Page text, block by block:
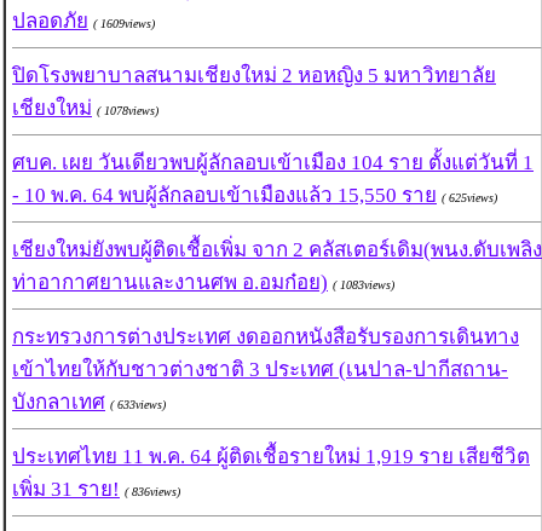
ปลอดภัย ( 1609views)
ปิดโรงพยาบาลสนามเชียงใหม่ 2 หอหญิง 5 มหาวิทยาลัย
เชียงใหม่ ( 1078views)
ศบค. เผย วันเดียวพบผู้ลักลอบเข้าเมือง 104 ราย ตั้งแต่วันที่ 1
- 10 พ.ค. 64 พบผู้ลักลอบเข้าเมืองแล้ว 15,550 ราย ( 625views)
เชียงใหม่ยังพบผู้ติดเชื้อเพิ่ม จาก 2 คลัสเตอร์เดิม(พนง.ดับเพลิง
ท่าอากาศยานและงานศพ อ.อมก๋อย) ( 1083views)
กระทรวงการต่างประเทศ งดออกหนังสือรับรองการเดินทาง
เข้าไทยให้กับชาวต่างชาติ 3 ประเทศ (เนปาล-ปากีสถาน-
บังกลาเทศ ( 633views)
ประเทศไทย 11 พ.ค. 64 ผู้ติดเชื้อรายใหม่ 1,919 ราย เสียชีวิต
เพิ่ม 31 ราย! ( 836views)